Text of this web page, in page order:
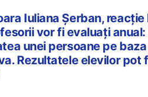
Iuliana Șerban,
vor fi evaluați
unei persoane pe
Rezultatele elevilor pot